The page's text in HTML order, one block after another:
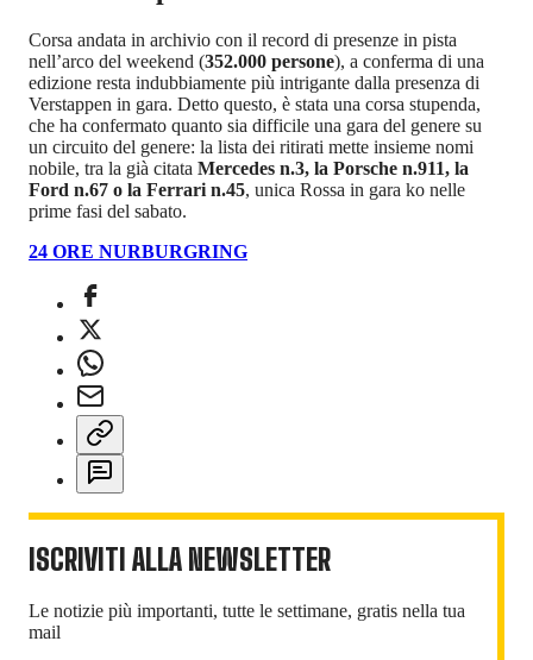
Corsa andata in archivio con il record di presenze in pista
nell’arco del weekend (352.000 persone), a conferma di una
edizione resta indubbiamente più intrigante dalla presenza di
Verstappen in gara. Detto questo, è stata una corsa stupenda,
che ha confermato quanto sia difficile una gara del genere su
un circuito del genere: la lista dei ritirati mette insieme nomi
nobile, tra la già citata Mercedes n.3, la Porsche n.911, la
Ford n.67 o la Ferrari n.45, unica Rossa in gara ko nelle
prime fasi del sabato.
24 ORE NURBURGRING
ISCRIVITI ALLA NEWSLETTER
Le notizie più importanti, tutte le settimane, gratis nella tua
mail